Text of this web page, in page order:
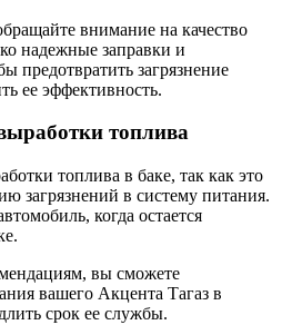
внимание на качество
надежные заправки и
предотвратить загрязнение
ее эффективность.
топлива
топлива в баке, так как это
загрязнений в систему питания.
когда остается
вы сможете
вашего Акцента Тагаз в
срок ее службы.